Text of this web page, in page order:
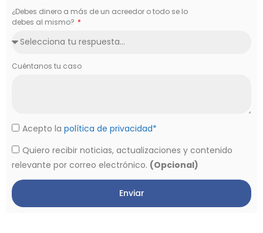
¿Debes dinero a más de un acreedor o todo se lo
debes al mismo?
Cuéntanos tu caso
Acepto la política de privacidad*
Quiero recibir noticias, actualizaciones y contenido
relevante por correo electrónico. (Opcional)
Enviar